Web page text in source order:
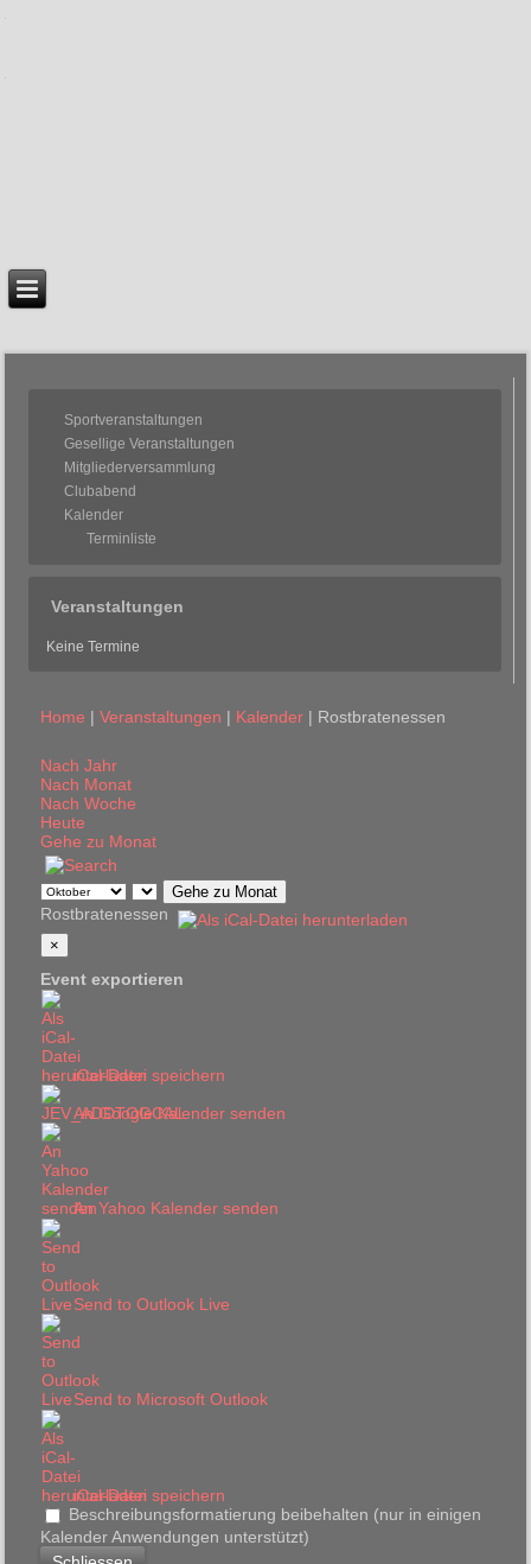
Sportveranstaltungen
Gesellige Veranstaltungen
Mitgliederversammlung
Clubabend
Kalender
Terminliste
Veranstaltungen
Keine Termine
Home |Veranstaltungen | Kalender | Rostbratenessen
Nach Jahr
Nach Monat
Nach Woche
Heute
Gehe zu Monat
Gehe zu Monat
Rostbratenessen
×
Event exportieren
iCal-Datei speichern
An Google Kalender senden
An Yahoo Kalender senden
Send to Outlook Live
Send to Microsoft Outlook
iCal-Datei speichern
Beschreibungsformatierung beibehalten (nur in einigen
Kalender Anwendungen unterstützt)